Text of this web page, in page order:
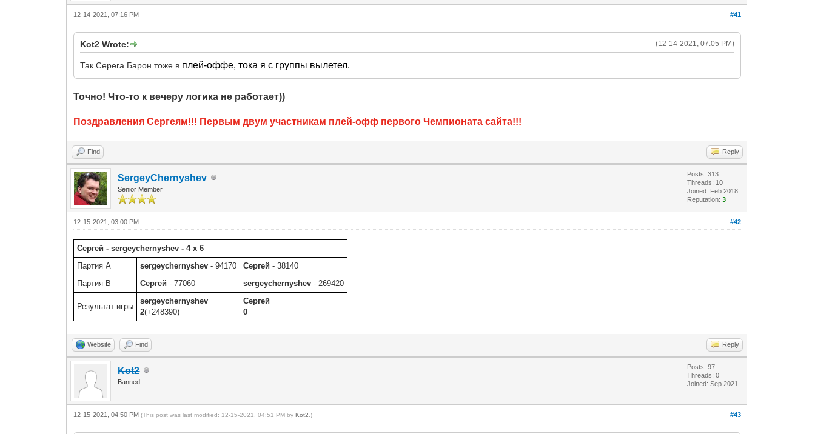
#41
12-14-2021, 07:16 PM
(12-14-2021, 07:05 PM)
Kot2 Wrote:
Так Серега Барон тоже в плей-оффе, тока я с группы вылетел.
Точно! Что-то к вечеру логика не работает))
Поздравления Сергеям!!! Первым двум участникам плей-офф первого Чемпионата сайта!!!
Find Reply
SergeyChernyshev
Senior Member
Posts: 313
Threads: 10
Joined: Feb 2018
Reputation:3
#42
12-15-2021, 03:00 PM
Сергей - sergeychernyshev - 4 x 6
Партия A
sergeychernyshev - 94170 Сергей - 38140
Партия B
Сергей - 77060 sergeychernyshev - 269420
Результат игры
sergeychernyshev
2(+248390)
Сергей
0
Website Find Reply
Kot2
Banned
Posts: 97
Threads: 0
Joined: Sep 2021
#43
12-15-2021, 04:50 PM(This post was last modified: 12-15-2021, 04:51 PM byKot2 .)